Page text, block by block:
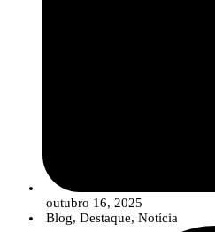
outubro 16, 2025
Blog, Destaque, Notícia